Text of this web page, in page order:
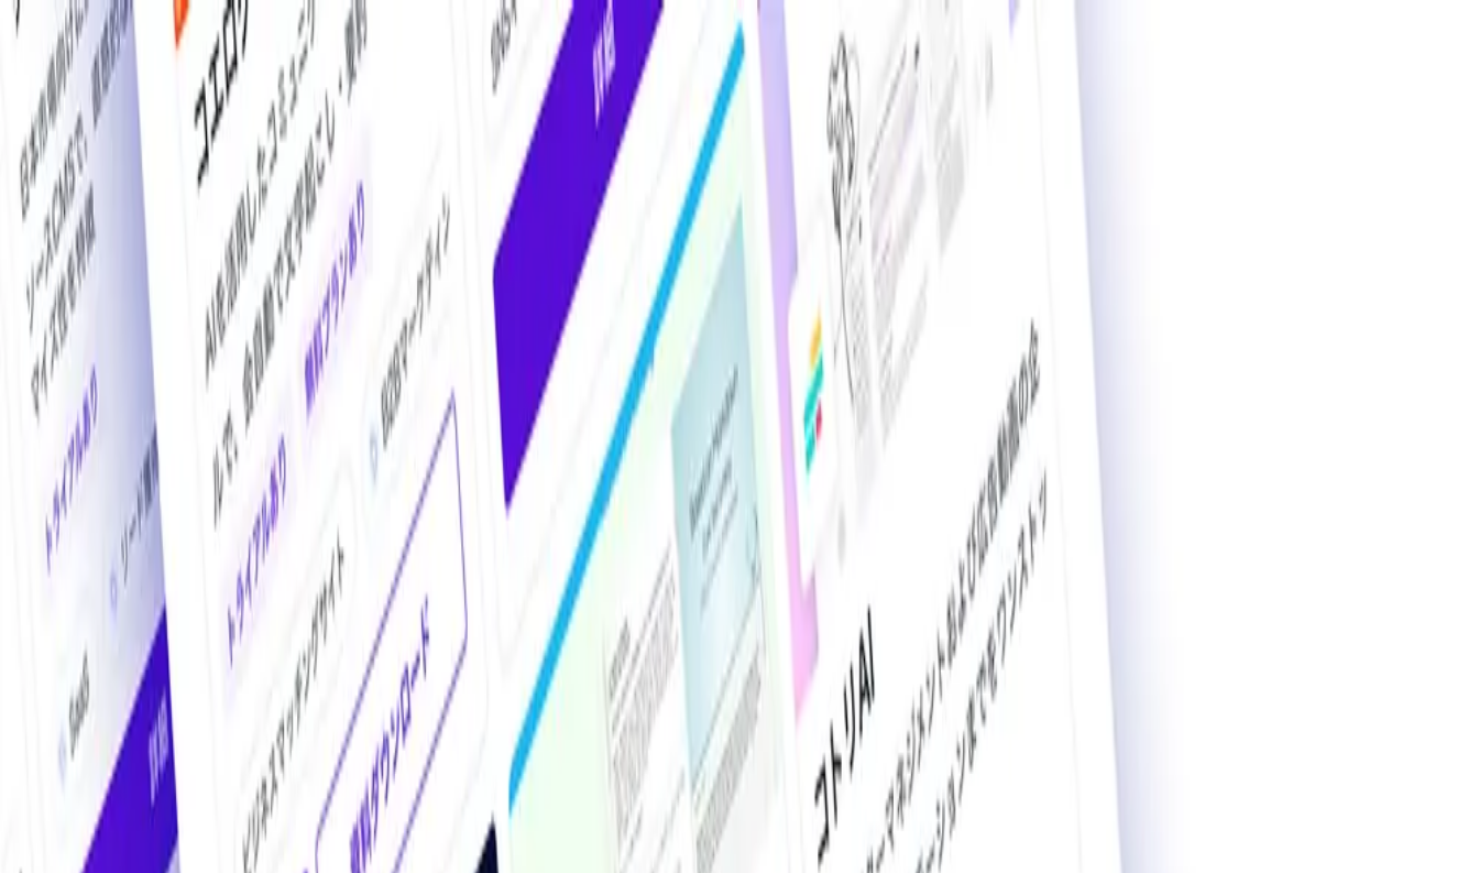
O!Product AI（オープロダクト）は、日本最大級の法人向けAIツール・サービス比較メディア。掲載サービス数2,000件超・掲載導入事例数2,200件突破。